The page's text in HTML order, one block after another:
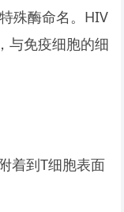
殊酶命名。HIV
与免疫细胞的细
着到T细胞表面